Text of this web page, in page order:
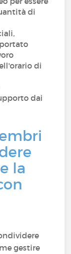
di
di
dai
la
gestire